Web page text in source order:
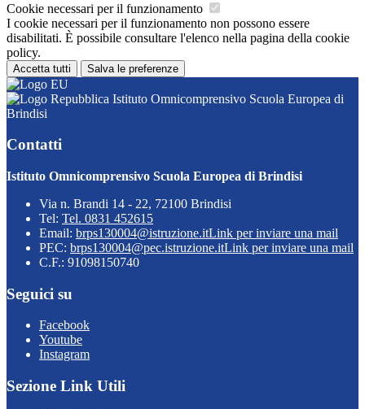
Cookie necessari per il funzionamento
I cookie necessari per il funzionamento non possono essere
disabilitati. È possibile consultare l'elenco nella pagina della cookie
policy.
Accetta tutti Salva le preferenze
Istituto Omnicomprensivo Scuola Europea di
Brindisi
Contatti
Istituto Omnicomprensivo Scuola Europea di Brindisi
Via n. Brandi 14 - 22, 72100 Brindisi
Tel: Tel. 0831 452615
Email: brps130004@istruzione.itLink per inviare una mail
PEC: brps130004@pec.istruzione.itLink per inviare una mail
C.F.: 91098150740
Seguici su
Facebook
Youtube
Instagram
Sezione Link Utili